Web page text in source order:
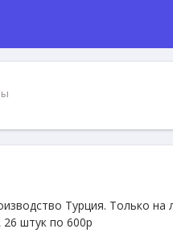
Турция. Только на
штук по 600р